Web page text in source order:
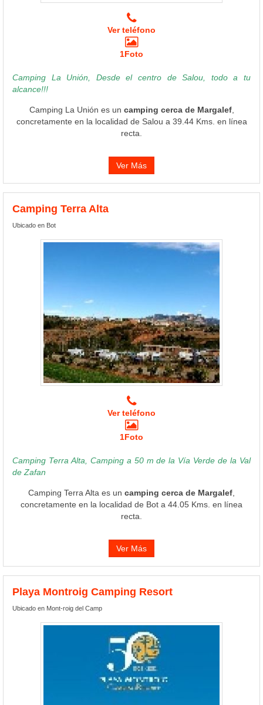
Ver teléfono
1Foto
Camping La Unión, Desde el centro de Salou, todo a tu
alcance!!!
Camping La Unión es un camping cerca de Margalef,
concretamente en la localidad de Salou a 39.44 Kms. en línea
recta.
Ver Más
Camping Terra Alta
Ubicado en Bot
Ver teléfono
1Foto
Camping Terra Alta, Camping a 50 m de la Vía Verde de la Val
de Zafan
Camping Terra Alta es un camping cerca de Margalef
concretamente en la localidad de Bot a 44.05 Kms. en línea
recta.
Ver Más
Playa Montroig Camping Resort
Ubicado en Mont-roig del Camp